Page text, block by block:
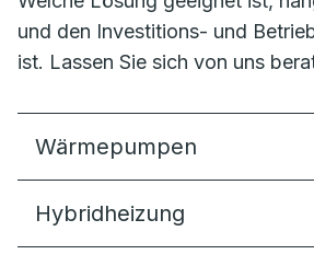
und den Investitions- und
ist. Lassen Sie sich von uns
Wärmepumpen
Hybridheizung